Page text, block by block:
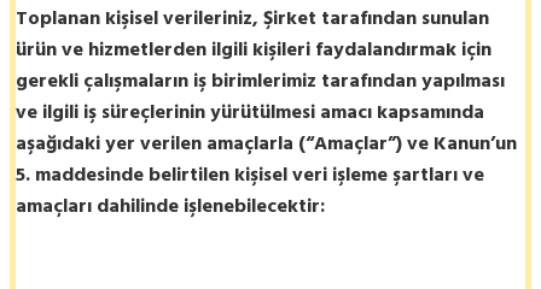
Toplanan kişisel verileriniz, Şirket tarafından sunulan
ürün ve hizmetlerden ilgili kişileri faydalandırmak için
gerekli çalışmaların iş birimlerimiz tarafından yapılması
ve ilgili iş süreçlerinin yürütülmesi amacı kapsamında
aşağıdaki yer verilen amaçlarla (“Amaçlar”) ve Kanun’un
5. maddesinde belirtilen kişisel veri işleme şartları ve
amaçları dahilinde işlenebilecektir: